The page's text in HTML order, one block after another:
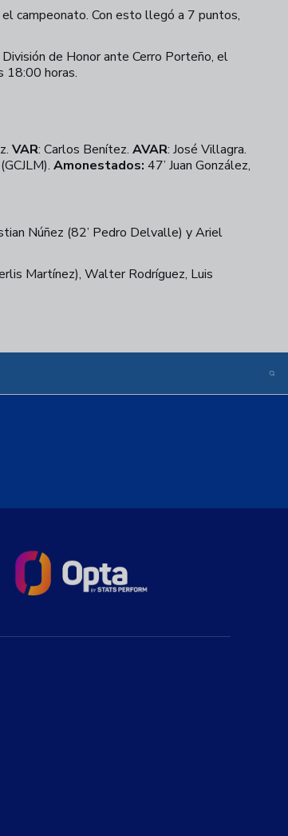
campeonato. Con esto llegó a 7 puntos,
de Honor ante Cerro Porteño, el
18:00 horas.
VAR: Carlos Benítez. AVAR: José Villagra.
Amonestados: 47’ Juan González,
Núñez (82’ Pedro Delvalle) y Ariel
Martínez), Walter Rodríguez, Luis